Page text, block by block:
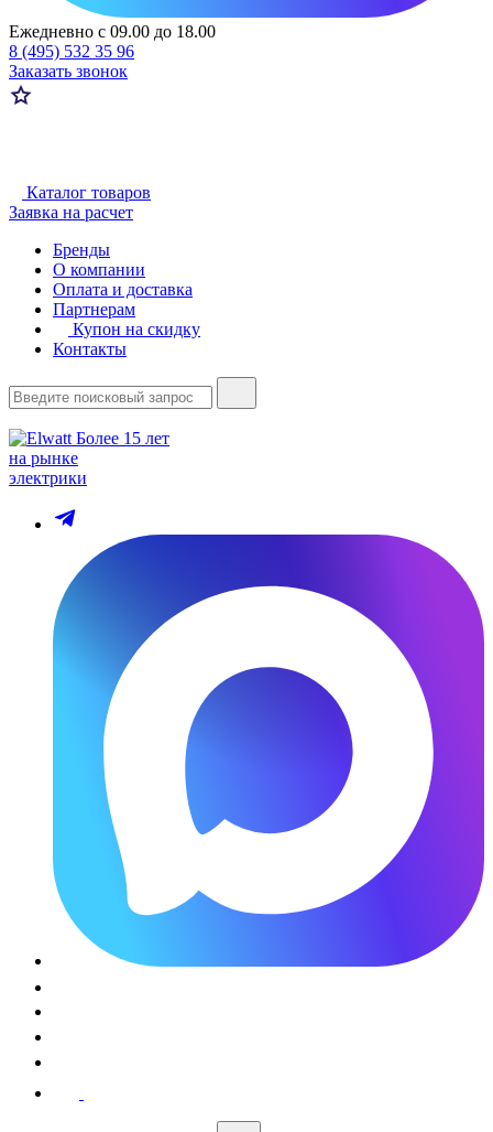
Ежедневно с 09.00 до 18.00
8 (495) 532 35 96
Заказать звонок
Каталог товаров
Заявка на расчет
Бренды
О компании
Оплата и доставка
Партнерам
Купон на скидку
Контакты
Более 15 лет
на рынке
электрики